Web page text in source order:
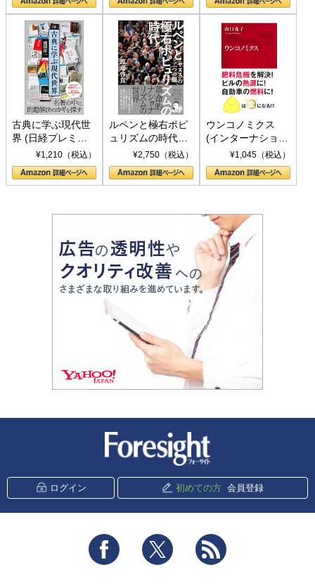
書)
古典に学ぶ現代世
界 (日経プレミア
シリーズ)¥1,210（税込）
ルペンと極右ポピ
ュリズムの時代：
〈ヤヌス〉の二つ
の顔
¥2,750（税込）
ウンコノミクス
(インターナショナ
ル新書)¥1,045（税込）
ログイン 初めての方 会員登録
Facebook Twitter